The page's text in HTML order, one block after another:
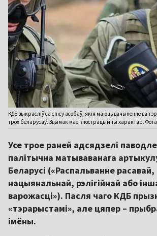
КДБ выкрасліў са спісу асобаў, якія маюць дачыненне да
трох беларусаў. Здымак мае ілюстрацыйны характар.
Усе трое раней адсядзелі
палітычна матываванага
Беларусі («Распальванне расавай,
нацыянальнай, рэлігійнай або
варожасці»). Пасля чаго КДБ
«тэрарыстамі», але цяпер –
імёны.